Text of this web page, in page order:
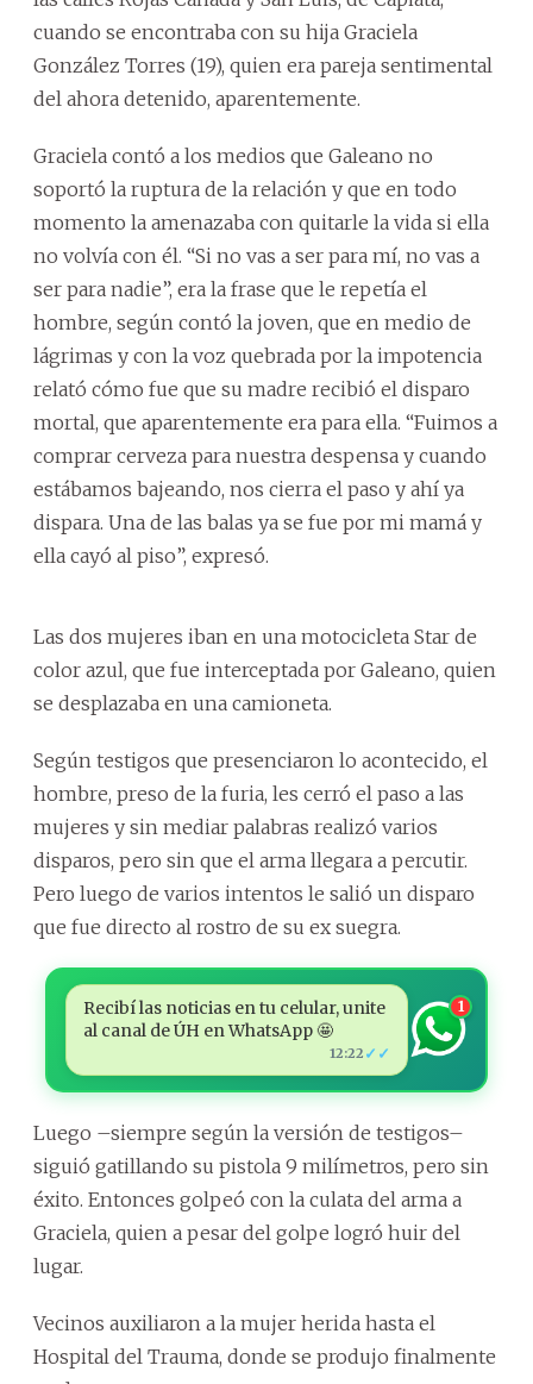
cuando se encontraba con su hija Graciela
González Torres (19), quien era pareja sentimental
del ahora detenido, aparentemente.
Graciela contó a los medios que Galeano no
soportó la ruptura de la relación y que en todo
momento la amenazaba con quitarle la vida si ella
no volvía con él. “Si no vas a ser para mí, no vas a
ser para nadie”, era la frase que le repetía el
hombre, según contó la joven, que en medio de
lágrimas y con la voz quebrada por la impotencia
relató cómo fue que su madre recibió el disparo
mortal, que aparentemente era para ella. “Fuimos a
comprar cerveza para nuestra despensa y cuando
estábamos bajeando, nos cierra el paso y ahí ya
dispara. Una de las balas ya se fue por mi mamá y
ella cayó al piso”, expresó.
Las dos mujeres iban en una motocicleta Star de
color azul, que fue interceptada por Galeano, quien
se desplazaba en una camioneta.
Según testigos que presenciaron lo acontecido, el
hombre, preso de la furia, les cerró el paso a las
mujeres y sin mediar palabras realizó varios
disparos, pero sin que el arma llegara a percutir.
Pero luego de varios intentos le salió un disparo
que fue directo al rostro de su ex suegra.
Recibí las noticias en tu celular, unite
al canal de ÚH en WhatsApp 🤩
12:22 ✓✓
1
Luego –siempre según la versión de testigos–
siguió gatillando su pistola 9 milímetros, pero sin
éxito. Entonces golpeó con la culata del arma a
Graciela, quien a pesar del golpe logró huir del
lugar.
Vecinos auxiliaron a la mujer herida hasta el
Hospital del Trauma, donde se produjo finalmente